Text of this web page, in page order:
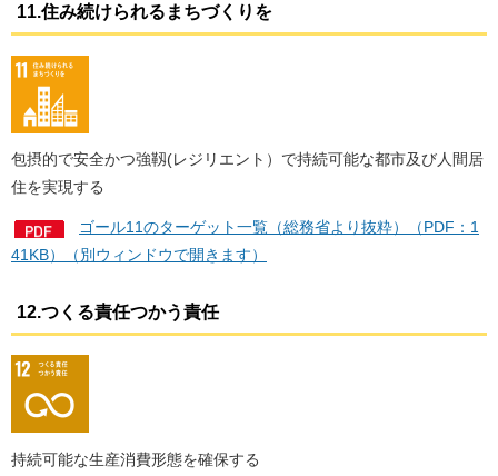
11.住み続けられるまちづくりを
包摂的で安全かつ強靱(レジリエント）で持続可能な都市及び人間居
住を実現する
ゴール11のターゲット一覧（総務省より抜粋）（PDF：1
41KB）（別ウィンドウで開きます）
12.つくる責任つかう責任
持続可能な生産消費形態を確保する